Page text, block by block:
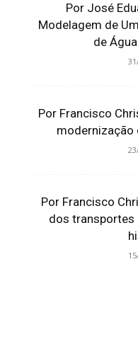
Por José
Modelagem de
de
Por Francisco
modernização
Por Francisco
dos transportes